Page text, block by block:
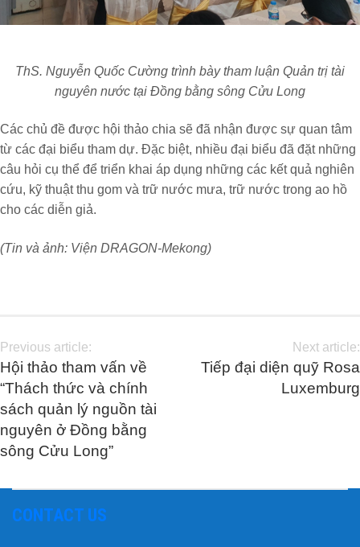
ThS. Nguyễn Quốc Cường trình bày tham luận Quản trị tài
nguyên nước tại Đồng bằng sông Cửu Long
Các chủ đề được hội thảo chia sẽ đã nhận được sự quan tâm
từ các đại biểu tham dự. Đặc biệt, nhiều đại biểu đã đặt những
câu hỏi cụ thể để triển khai áp dụng những các kết quả nghiên
cứu, kỹ thuật thu gom và trữ nước mưa, trữ nước trong ao hồ
cho các diễn giả.
(Tin và ảnh: Viện DRAGON-Mekong)
Previous article:
Hội thảo tham vấn về
“Thách thức và chính
sách quản lý nguồn tài
nguyên ở Đồng bằng
sông Cửu Long”
Next article:
Tiếp đại diện quỹ Rosa
Luxemburg
CONTACT US